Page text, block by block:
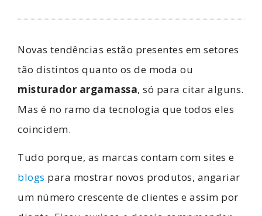
Novas tendências estão presentes em setores
tão distintos quanto os de moda ou
misturador argamassa, só para citar alguns.
Mas é no ramo da tecnologia que todos eles
coincidem.
Tudo porque, as marcas contam com sites e
blogs para mostrar novos produtos, angariar
um número crescente de clientes e assim por